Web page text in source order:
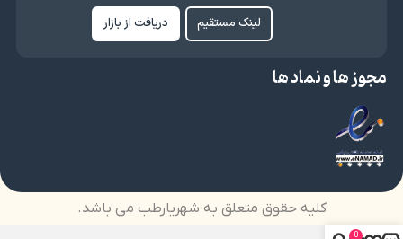
لینک مستقیم دریافت از بازار
مجوز ها و نماد ها
کلیه حقوق متعلق به شهریارطب می باشد.
0